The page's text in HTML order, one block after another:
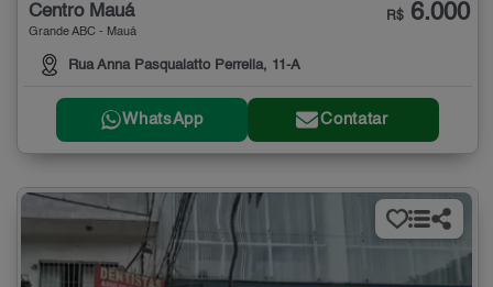
Centro Mauá
Grande ABC - Mauá
Rua Anna Pasqualatto Perrella, 11-A
R$ 6.000
WhatsApp Contatar